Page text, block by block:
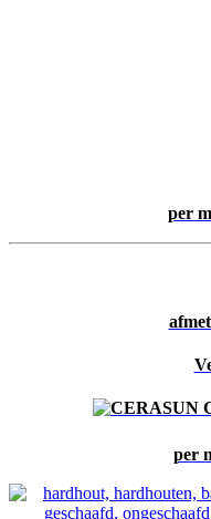
per
per